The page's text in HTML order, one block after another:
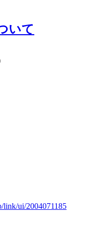
いて
link/ui/2004071185